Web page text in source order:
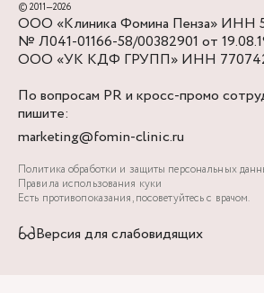
© 2011—2026
ООО «Клиника Фомина Пенза» ИНН
№ Л041-01166-58/00382901 от
ООО «УК КДФ ГРУПП» ИНН
По вопросам PR и кросс-промо
пишите:
marketing@fomin-clinic.ru
Политика обработки и защиты персональных
Правила использования куки
Есть противопоказания, посоветуйтесь с врачом.
Версия для слабовидящих